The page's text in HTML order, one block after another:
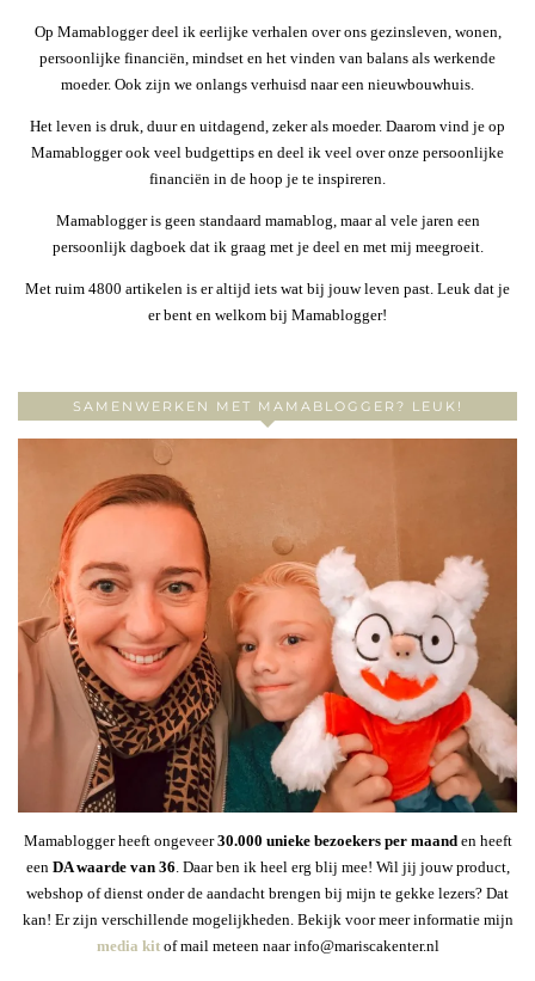
Op Mamablogger deel ik eerlijke verhalen over ons gezinsleven, wonen,
persoonlijke financiën, mindset en het vinden van balans als werkende
moeder. Ook zijn we onlangs verhuisd naar een nieuwbouwhuis.
Het leven is druk, duur en uitdagend, zeker als moeder. Daarom vind je op
Mamablogger ook veel budgettips en deel ik veel over onze persoonlijke
financiën in de hoop je te inspireren.
Mamablogger is geen standaard mamablog, maar al vele jaren een
persoonlijk dagboek dat ik graag met je deel en met mij meegroeit.
Met ruim 4800 artikelen is er altijd iets wat bij jouw leven past. Leuk dat je
er bent en welkom bij Mamablogger!
SAMENWERKEN MET MAMABLOGGER? LEUK!
Mamablogger heeft ongeveer30.000 unieke bezoekers per maanden heeft
een DA waarde van 36. Daar ben ik heel erg blij mee! Wil jij jouw product,
webshop of dienst onder de aandacht brengen bij mijn te gekke lezers? Dat
kan! Er zijn verschillende mogelijkheden. Bekijk voor meer informatie mijn
media kitof mail meteen naar info@mariscakenter.nl